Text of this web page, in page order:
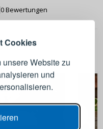
Cookies
Website zu
und
0 Bewertungen
Ihrem